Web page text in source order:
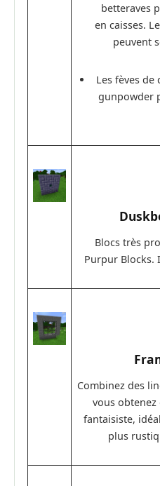
betteraves
en caisses.
peuvent
Les fèves de
gunpowder
Blocs très
Purpur
Combinez des
vous
fantaisiste,
plus